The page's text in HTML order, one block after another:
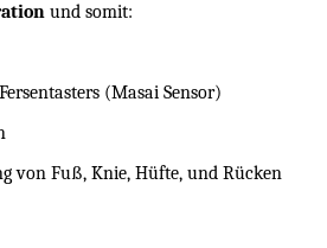
und somit:
(Masai Sensor)
von Fuß, Knie, Hüfte, und Rücken